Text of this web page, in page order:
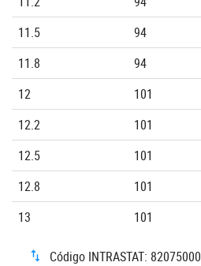
11.5
94
11.8
94
12
101
12.2
101
12.5
101
12.8
101
13
101
Código INTRASTAT: 82075000